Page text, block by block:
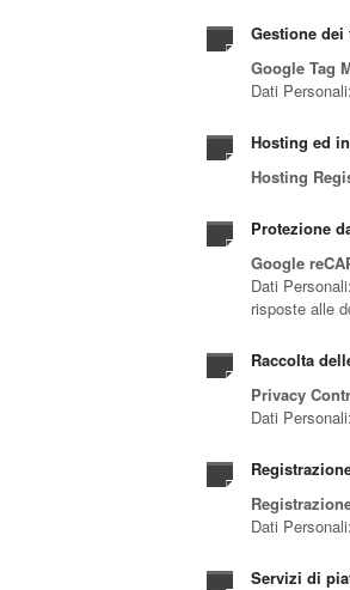
Gestione dei
Google Tag
Dati
Hosting ed
Hosting
Protezione
Google
Dati
risposte alle
Raccolta
Privacy
Dati
Dati
Servizi di